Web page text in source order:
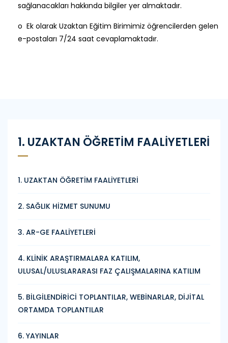
sağlanacakları hakkında bilgiler yer almaktadır.
o Ek olarak Uzaktan Eğitim Birimimiz öğrencilerden gelen
e-postaları 7/24 saat cevaplamaktadır.
1. UZAKTAN ÖĞRETİM FAALİYETLERİ
1. UZAKTAN ÖĞRETİM FAALİYETLERİ
2. SAĞLIK HİZMET SUNUMU
3. AR-GE FAALİYETLERİ
4. KLİNİK ARAŞTIRMALARA KATILIM,
ULUSAL/ULUSLARARASI FAZ ÇALIŞMALARINA KATILIM
5. BİLGİLENDİRİCİ TOPLANTILAR, WEBİNARLAR, DİJİTAL
ORTAMDA TOPLANTILAR
6. YAYINLAR